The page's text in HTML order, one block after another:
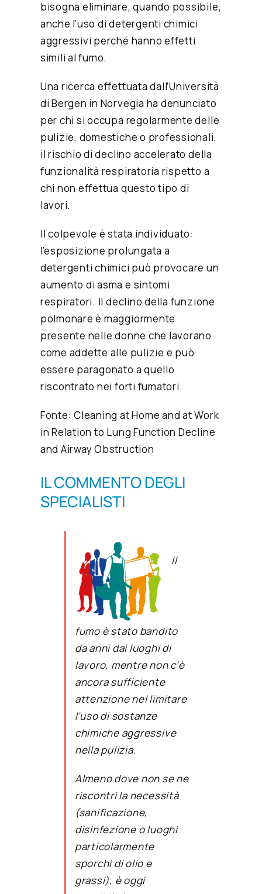
bisogna eliminare, quando possibile,
anche l’uso di detergenti chimici
aggressivi perché hanno effetti
simili al fumo.
Una ricerca effettuata dall’Università
di Bergen in Norvegia ha denunciato
per chi si occupa regolarmente delle
pulizie, domestiche o professionali,
il rischio di declino accelerato della
funzionalità respiratoria rispetto a
chi non effettua questo tipo di
lavori.
Il colpevole è stata individuato:
l’esposizione prolungata a
detergenti chimici può provocare un
aumento di asma e sintomi
respiratori. Il declino della funzione
polmonare è maggiormente
presente nelle donne che lavorano
come addette alle pulizie e può
essere paragonato a quello
riscontrato nei forti fumatori.
Fonte:Cleaning at Home and at Work
in Relation to Lung Function Decline
and Airway Obstruction
IL COMMENTO DEGLI
SPECIALISTI
Il
fumo è stato bandito
da anni dai luoghi di
lavoro, mentre non c’è
ancora sufficiente
attenzione nel limitare
l’uso di sostanze
chimiche aggressive
nella pulizia.
Almeno dove non se ne
riscontri la necessità
(sanificazione,
disinfezione o luoghi
particolarmente
sporchi di olio e
grassi), è oggi